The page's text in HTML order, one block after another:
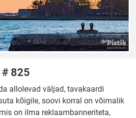
825
allolevad väljad, tavakaardi
kõigile, soovi korral on võimalik
on ilma reklaambanneriteta,